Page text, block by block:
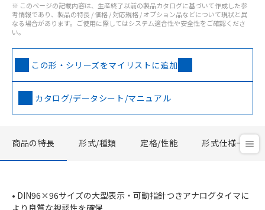
※ このページの記載内容は、生産終了以前の製品カタログに基づいて作成した参
考情報であり、製品の特長 / 価格 / 対応規格 / オプション品などについて現状と異
なる場合があります。ご使用に際してはシステム適合性や安全性をご確認くださ
い。
この形・シリーズをマイリストに追加
カタログ/データシート/マニュアル
商品の特長 形式/種類 定格/性能 形式仕様一覧
• DIN96×96サイズの大型表示・可動指針つきアナログタイマに
より良質な視認性を確保